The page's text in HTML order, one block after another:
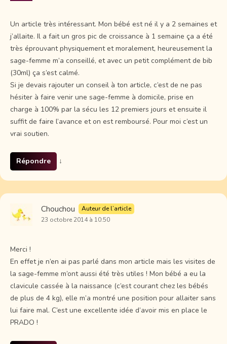
Un article très intéressant. Mon bébé est né il y a 2 semaines et
j’allaite. Il a fait un gros pic de croissance à 1 semaine ça a été
très éprouvant physiquement et moralement, heureusement la
sage-femme m’a conseillé, et avec un petit complément de bib
(30ml) ça s’est calmé.
Si je devais rajouter un conseil à ton article, c’est de ne pas
hésiter à faire venir une sage-femme à domicile, prise en
charge à 100% par la sécu les 12 premiers jours et ensuite il
suffit de faire l’avance et on est remboursé. Pour moi c’est un
vrai soutien.
Répondre ↓
Chouchou
Auteur de l’article
23 octobre 2014 à 10:50
Merci !
En effet je n’en ai pas parlé dans mon article mais les visites de
la sage-femme m’ont aussi été très utiles ! Mon bébé a eu la
clavicule cassée à la naissance (c’est courant chez les bébés
de plus de 4 kg), elle m’a montré une position pour allaiter sans
lui faire mal. C’est une excellente idée d’avoir mis en place le
PRADO !